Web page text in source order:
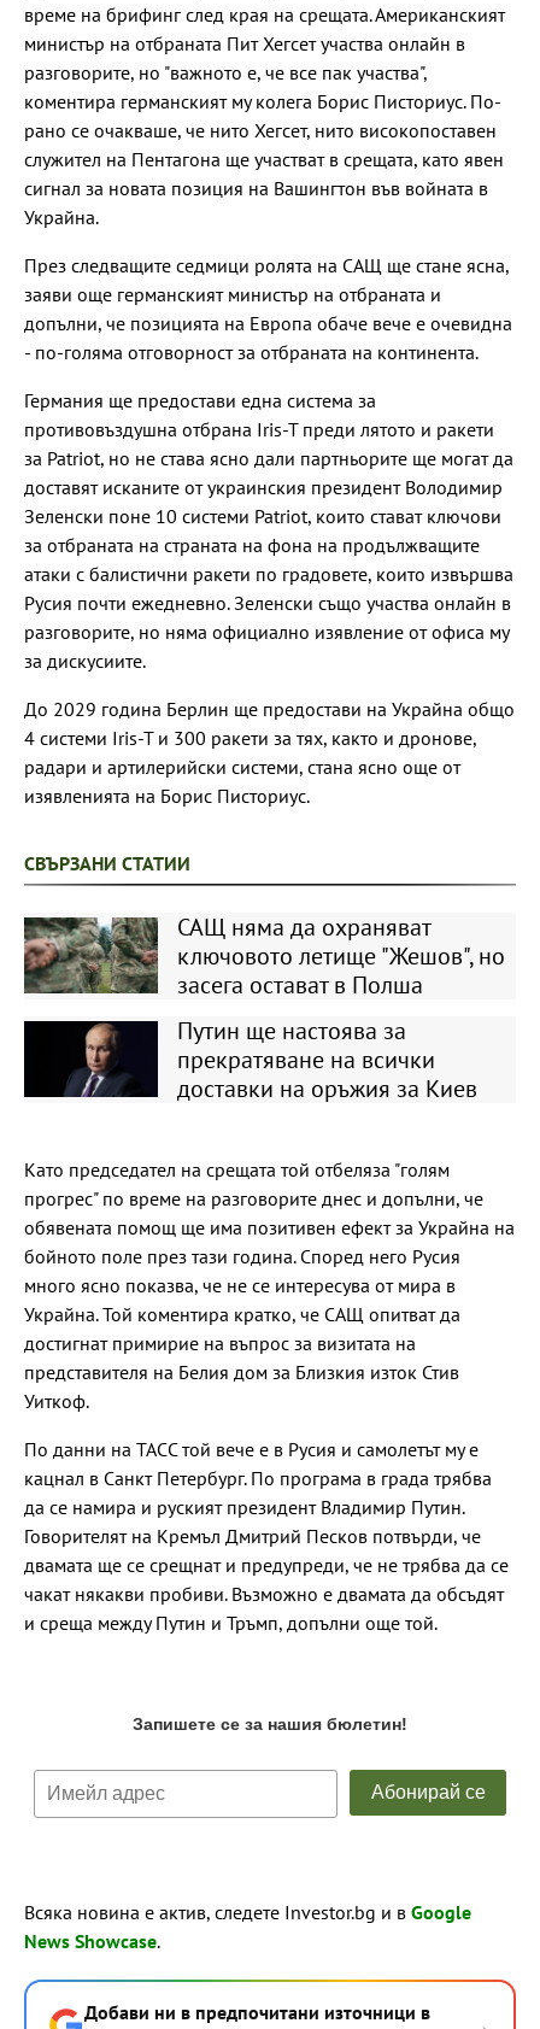
време на брифинг след края на срещата. Американският
министър на отбраната Пит Хегсет участва онлайн в
разговорите, но "важното е, че все пак участва",
коментира германският му колега Борис Писториус. По-
рано се очакваше, че нито Хегсет, нито високопоставен
служител на Пентагона ще участват в срещата, като явен
сигнал за новата позиция на Вашингтон във войната в
Украйна.
През следващите седмици ролята на САЩ ще стане ясна,
заяви още германският министър на отбраната и
допълни, че позицията на Европа обаче вече е очевидна
- по-голяма отговорност за отбраната на континента.
Германия ще предостави една система за
противовъздушна отбрана Iris-T преди лятото и ракети
за Patriot, но не става ясно дали партньорите ще могат да
доставят исканите от украинския президент Володимир
Зеленски поне 10 системи Patriot, които стават ключови
за отбраната на страната на фона на продължващите
атаки с балистични ракети по градовете, които извършва
Русия почти ежедневно. Зеленски също участва онлайн в
разговорите, но няма официално изявление от офиса му
за дискусиите.
До 2029 година Берлин ще предостави на Украйна общо
4 системи Iris-T и 300 ракети за тях, както и дронове,
радари и артилерийски системи, стана ясно още от
изявленията на Борис Писториус.
СВЪРЗАНИ СТАТИИ
САЩ няма да охраняват
ключовото летище "Жешов", но
засега остават в Полша
Путин ще настоява за
прекратяване на всички
доставки на оръжия за Киев
Като председател на срещата той отбеляза "голям
прогрес" по време на разговорите днес и допълни, че
обявената помощ ще има позитивен ефект за Украйна на
бойното поле през тази година. Според него Русия
много ясно показва, че не се интересува от мира в
Украйна. Той коментира кратко, че САЩ опитват да
достигнат примирие на въпрос за визитата на
представителя на Белия дом за Близкия изток Стив
Уиткоф.
По данни на ТАСС той вече е в Русия и самолетът му е
кацнал в Санкт Петербург. По програма в града трябва
да се намира и руският президент Владимир Путин.
Говорителят на Кремъл Дмитрий Песков потвърди, че
двамата ще се срещнат и предупреди, че не трябва да се
чакат някакви пробиви. Възможно е двамата да обсъдят
и среща между Путин и Тръмп, допълни още той.
Всяка новина е актив, следете Investor.bg и в Google
News Showcase.
Добави ни в предпочитани източници в